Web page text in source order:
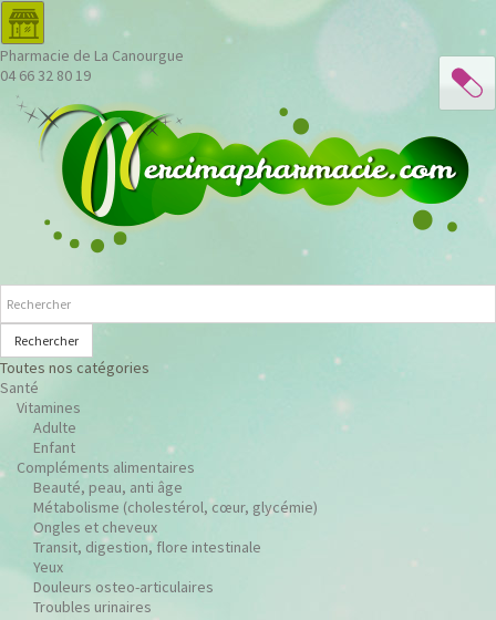
Pharmacie de La Canourgue
04 66 32 80 19
Rechercher
Toutes nos catégories
Santé
Vitamines
Adulte
Enfant
Compléments alimentaires
Beauté, peau, anti âge
Métabolisme (cholestérol, cœur, glycémie)
Ongles et cheveux
Transit, digestion, flore intestinale
Yeux
Douleurs osteo-articulaires
Troubles urinaires